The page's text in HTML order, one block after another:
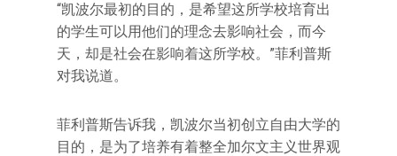
“凯波尔最初的目的，是希望这所学校培育出
的学生可以用他们的理念去影响社会，而今
天，却是社会在影响着这所学校。”菲利普斯
对我说道。
菲利普斯告诉我，凯波尔当初创立自由大学的
目的，是为了培养有着整全加尔文主义世界观